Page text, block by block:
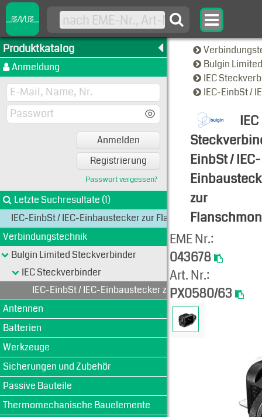
Produktkatalog
Anmeldung
Anmelden
Registrierung
Passwort vergessen?
Letzte Suchresultate (1)
IEC-EinbSt / IEC-Einbaustecker zur Flanschmontage
Verbindungstechnik
Bulgin Limited Steckverbinder
IEC Steckverbinder
IEC-EinbSt / IEC-Einbaustecker zur Flanschmontage
Antennen
Batterien
Werkzeuge
Sicherungen und Zubehör
Passive Bauteile
Thermomechanische Bauelemente
Bulgin
IEC
IEC-EinbSt /
IEC
EinbSt / IEC-
zur
Produkt-
EME Nr.:
043678
Art. Nr.:
PX0580/63